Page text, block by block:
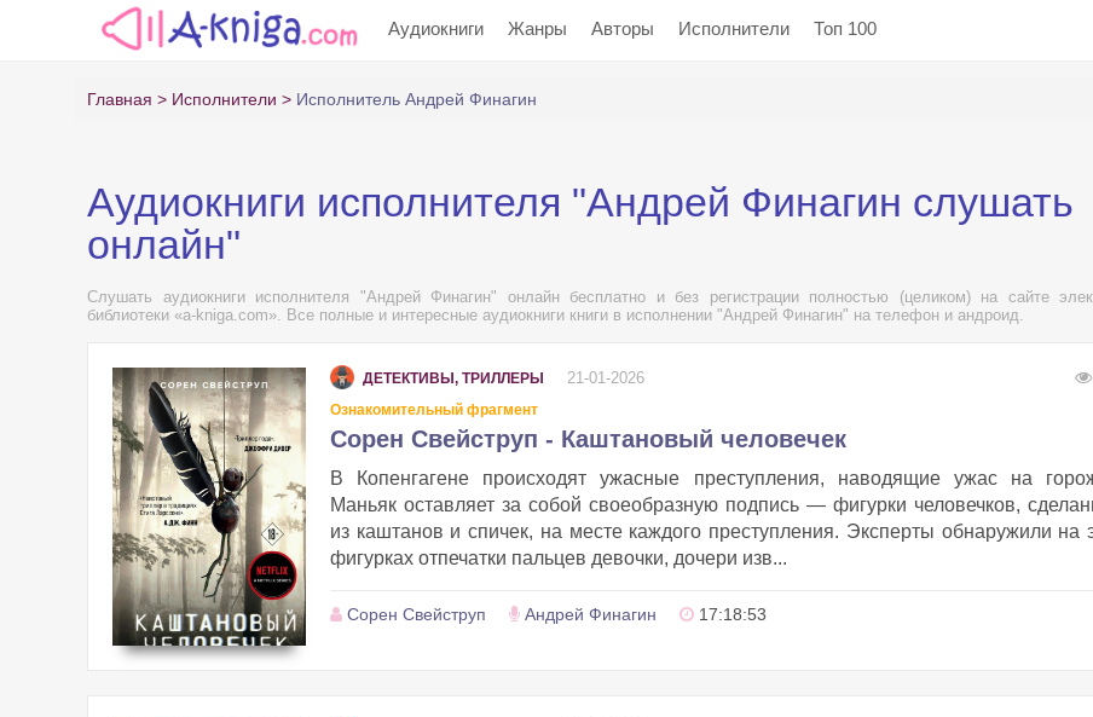
Аудиокниги Жанры Авторы Исполнители Топ 100
Главная Исполнители Исполнитель Андрей Финагин
Аудиокниги исполнителя "Андрей Финагин слушать
онлайн"
Слушать аудиокниги исполнителя "Андрей Финагин" онлайн бесплатно и без регистрации полностью (целиком) на сайте
библиотеки «a-kniga.com». Все полные и интересные аудиокниги книги в исполнении "Андрей Финагин" на телефон и андроид.
ДЕТЕКТИВЫ, ТРИЛЛЕРЫ 21-01-2026
Ознакомительный фрагмент
Сорен Свейструп - Каштановый человечек
В Копенгагене происходят ужасные преступления, наводящие ужас на
Маньяк оставляет за собой своеобразную подпись — фигурки человечков,
из каштанов и спичек, на месте каждого преступления. Эксперты обнаружили на
фигурках отпечатки пальцев девочки, дочери изв...
Сорен Свейструп Андрей Финагин 17:18:53